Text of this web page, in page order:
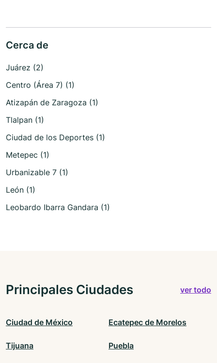
Cerca de
Juárez (2)
Centro (Área 7) (1)
Atizapán de Zaragoza (1)
Tlalpan (1)
Ciudad de los Deportes (1)
Metepec (1)
Urbanizable 7 (1)
León (1)
Leobardo Ibarra Gandara (1)
Principales Ciudades ver todo
Ciudad de México Ecatepec de Morelos
Tijuana Puebla